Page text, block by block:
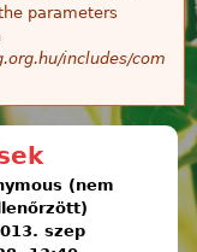
parameters
includes/com
(nem
szep